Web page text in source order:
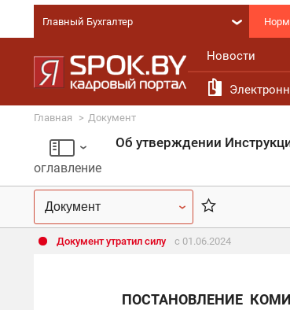
Главный Бухгалтер
Новости
Главная Документ
оглавление
Об утверждении
Документ утратил силу с 01.06.2024
ПОСТАНОВЛЕНИЕ